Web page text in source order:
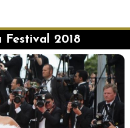
Festival 2018